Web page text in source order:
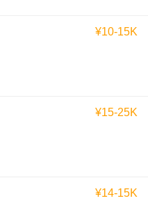
¥10-15K
¥15-25K
¥14-15K